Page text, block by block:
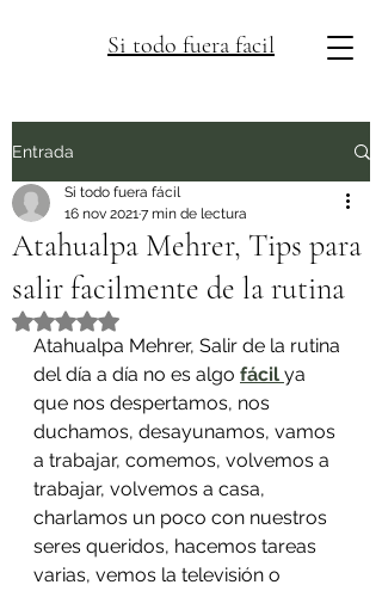
Si todo fuera facil
Entrada
Atahualpa Mehrer, Tips para
salir facilmente de la rutina
Si todo fuera fácil
16 nov 20217 min de lectura
Obtuvo NaN de 5 estrellas.
Atahualpa Mehrer, Salir de la rutina
del día a día no es algo fácil ya
que nos despertamos, nos
duchamos, desayunamos, vamos
a trabajar, comemos, volvemos a
trabajar, volvemos a casa,
charlamos un poco con nuestros
seres queridos, hacemos tareas
varias, vemos la televisión o